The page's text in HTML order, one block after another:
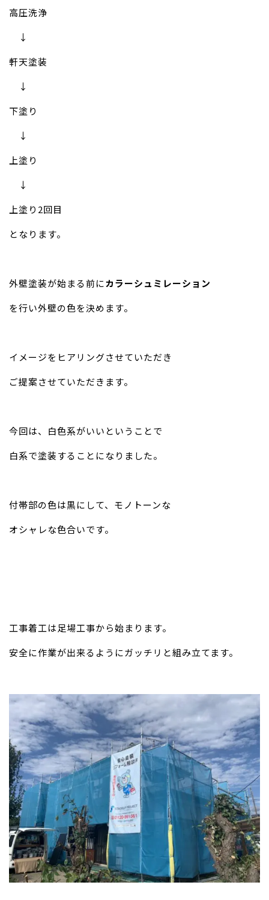
高圧洗浄
↓
軒天塗装
↓
下塗り
↓
上塗り
↓
上塗り2回目
となります。
外壁塗装が始まる前にカラーシュミレーション
を行い外壁の色を決めます。
イメージをヒアリングさせていただき
ご提案させていただきます。
今回は、白色系がいいということで
白系で塗装することになりました。
付帯部の色は黒にして、モノトーンな
オシャレな色合いです。
工事着工は足場工事から始まります。
安全に作業が出来るようにガッチリと組み立てます。